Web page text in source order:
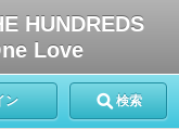
HUNDREDS
Love
ン 検索